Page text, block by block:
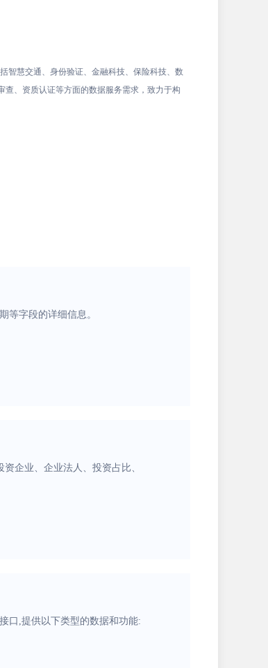
智慧交通、身份验证、金融科技、保险科技、数
、资质认证等方面的数据服务需求，致力于构
等字段的详细信息。
企业、企业法人、投资占比、
口,提供以下类型的数据和功能: